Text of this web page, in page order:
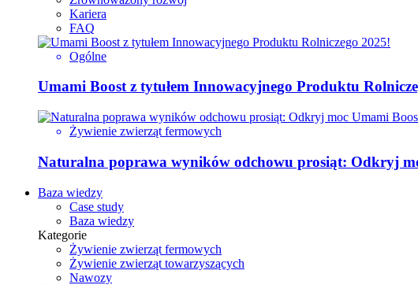
Kariera
FAQ
Ogólne
Umami Boost z tytułem Innowacyjnego Produktu
Żywienie zwierząt fermowych
Naturalna poprawa wyników odchowu prosiąt: Odkryj
Baza wiedzy
Case study
Baza wiedzy
Kategorie
Żywienie zwierząt fermowych
Żywienie zwierząt towarzyszących
Nawozy